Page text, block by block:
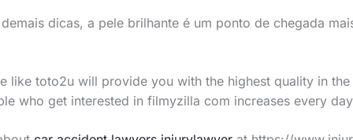
dicas, a pele brilhante é um ponto de chegada
like toto2u will provide you with the highest quality in the
who get interested in filmyzilla com increases every